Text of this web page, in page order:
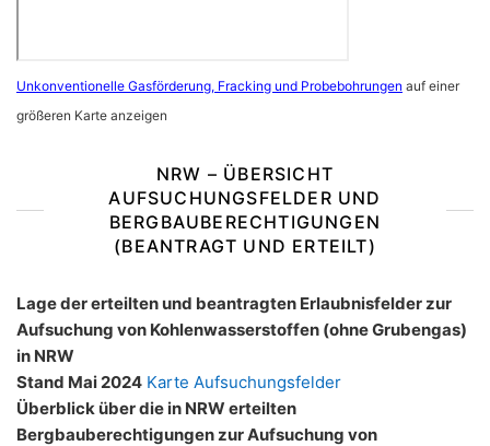
Unkonventionelle Gasförderung, Fracking und Probebohrungen auf einer
größeren Karte anzeigen
NRW – ÜBERSICHT
AUFSUCHUNGSFELDER UND
BERGBAUBERECHTIGUNGEN
(BEANTRAGT UND ERTEILT)
Lage der erteilten und beantragten Erlaubnisfelder zur
Aufsuchung von Kohlenwasserstoffen (ohne Grubengas)
in NRW
Stand Mai 2024 Karte Aufsuchungsfelder
Überblick über die in NRW erteilten
Bergbauberechtigungen zur Aufsuchung von